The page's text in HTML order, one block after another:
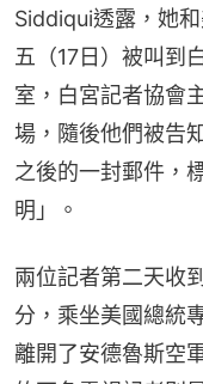
Siddiqui透露，她
五（17日）被叫到
室，白宮記者協會
場，隨後他們被告
之後的一封郵件，
明」。
兩位記者第二天收
分，乘坐美國總統
離開了安德魯斯空